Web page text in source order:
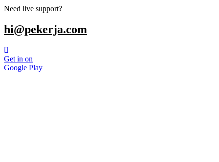
Need live support?
hi@pekerja.com
Get in on
Google Play